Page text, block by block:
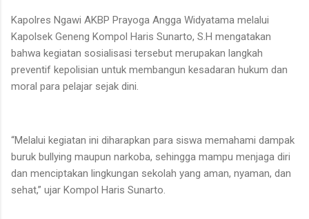
Kapolres Ngawi AKBP Prayoga Angga Widyatama melalui
Kapolsek Geneng Kompol Haris Sunarto, S.H mengatakan
bahwa kegiatan sosialisasi tersebut merupakan langkah
preventif kepolisian untuk membangun kesadaran hukum dan
moral para pelajar sejak dini.
“Melalui kegiatan ini diharapkan para siswa memahami dampak
buruk bullying maupun narkoba, sehingga mampu menjaga diri
dan menciptakan lingkungan sekolah yang aman, nyaman, dan
sehat,” ujar Kompol Haris Sunarto.